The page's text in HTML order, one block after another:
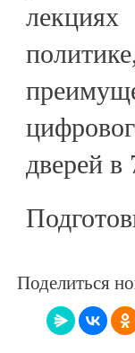
лекциях
дверей в
Поделиться